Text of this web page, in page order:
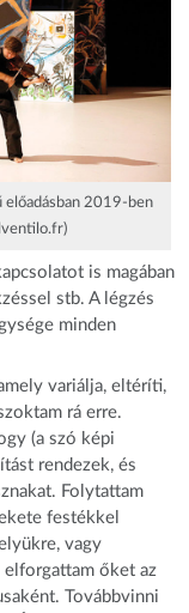
előadásban 2019-ben
is magában
stb. A légzés
minden
variálja, eltéríti,
rá erre.
(a szó képi
rendezek, és
Folytattam
festékkel
vagy
őket az
Továbbvinni